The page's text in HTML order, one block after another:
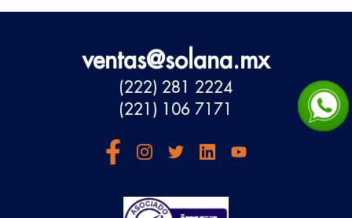
ventas@solana.mx
(222) 281 2224
(221) 106 7171